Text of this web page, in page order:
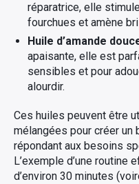
réparatrice, elle
fourchues et amène
Huile d’amande
apaisante, elle est
sensibles et pour
alourdir.
Ces huiles peuvent être
mélangées pour créer un
répondant aux besoins
L’exemple d’une routine
d’environ 30 minutes